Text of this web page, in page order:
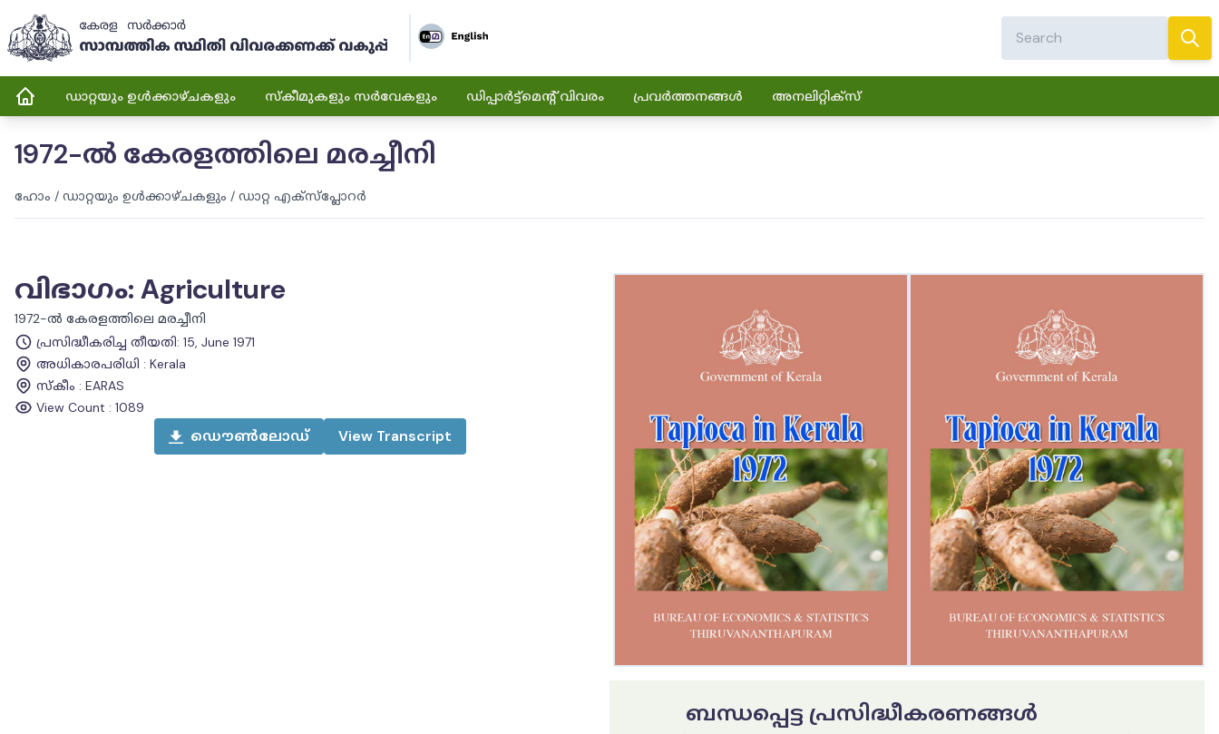
ഡാറ്റയും ഉൾക്കാഴ്ചകളും സ്കീമുകളും സർവേകളും ഡിപ്പാർട്ട്മെന്റ് വിവരം പ്രവർത്തനങ്ങൾ അനലിറ്റിക്സ്
1972-ൽ കേരളത്തിലെ മരച്ചീനി
ഹോം / ഡാറ്റയും ഉൾക്കാഴ്ചകളും / ഡാറ്റ എക്സ്പ്ലോറർ
വിഭാഗം: Agriculture
1972-ൽ കേരളത്തിലെ മരച്ചീനി
പ്രസിദ്ധീകരിച്ച തീയതി: 15, June 1971
അധികാരപരിധി : Kerala
സ്കീം : EARAS
View Count : 1089
ഡൌൺലോഡ് View Transcript
ബന്ധപ്പെട്ട പ്രസിദ്ധീകരണങ്ങൾ